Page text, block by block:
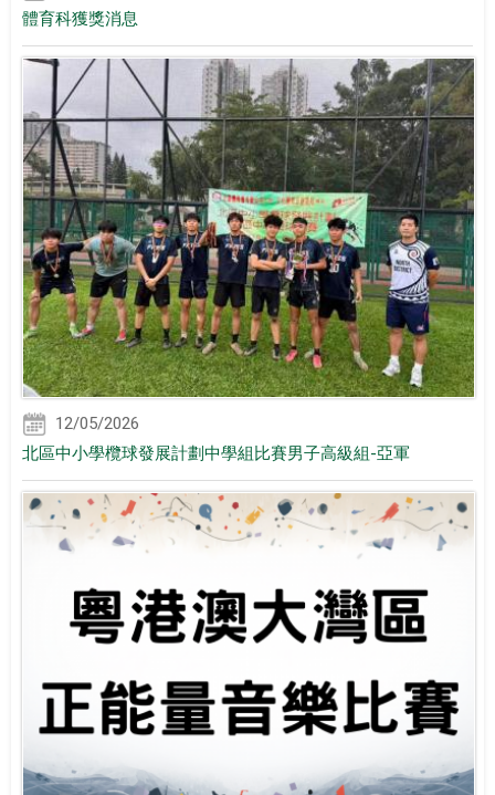
體育科獲獎消息
12/05/2026
北區中小學欖球發展計劃中學組比賽男子高級組-亞軍